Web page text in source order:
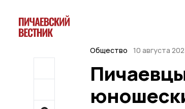
Общество 10 августа